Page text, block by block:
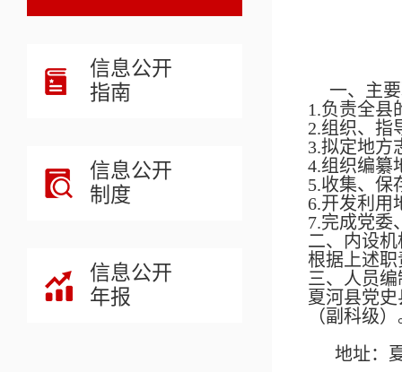
信息公开
指南
信息公开
制度
信息公开
年报
一、主
1.负责全县
2.组织、指
3.拟定地方
4.组织编纂
5.收集、保
6.开发利用
7.完成党委
二、内设机
根据上述
三、人员编
夏河县党
（副科级
地址：夏